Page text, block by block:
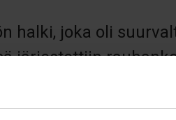
halki, joka oli
järjestettiin
tsaari Pietari
Pohjan sotaa oli